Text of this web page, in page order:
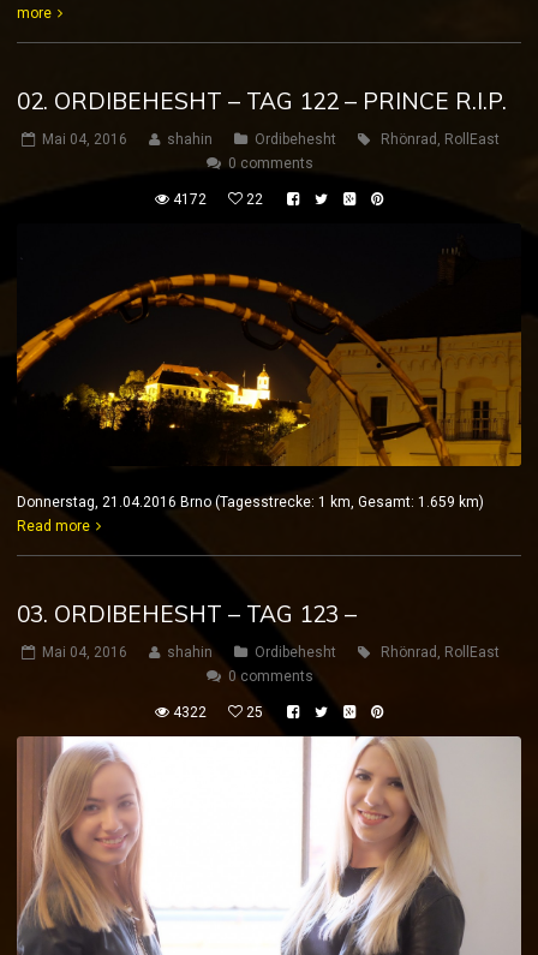
more
02. ORDIBEHESHT – TAG 122 – PRINCE R.I.P.
Mai 04, 2016 shahin Ordibehesht Rhönrad , RollEast
0 comments
4172 22
Donnerstag, 21.04.2016 Brno (Tagesstrecke: 1 km, Gesamt: 1.659 km)
Read more
03. ORDIBEHESHT – TAG 123 –
Mai 04, 2016 shahin Ordibehesht Rhönrad , RollEast
0 comments
4322 25